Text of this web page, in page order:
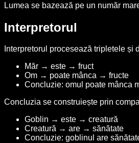
Lumea se bazează pe un număr
Interpretorul
Interpretorul procesează tripletele și
Măr → este → fruct
Om → poate mânca → fructe
Concluzie: omul poate mânca
Concluzia se construiește prin
Goblin → este → creatură
Creatură → are → sănătate
Concluzie: goblinul are